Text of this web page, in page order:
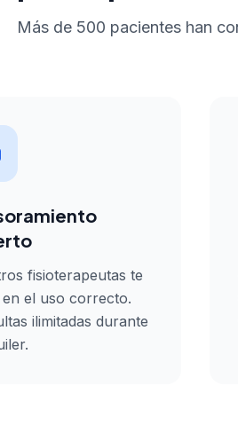
Más de 500 pacientes han
fisioterapeutas te
el uso correcto.
ilimitadas durante